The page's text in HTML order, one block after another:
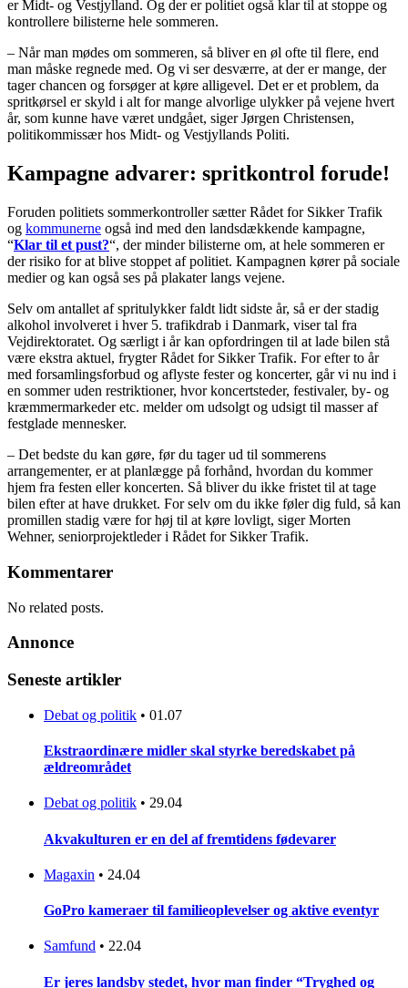
er Midt- og Vestjylland. Og der er politiet også klar til at stoppe og
kontrollere bilisterne hele sommeren.
– Når man mødes om sommeren, så bliver en øl ofte til flere, end
man måske regnede med. Og vi ser desværre, at der er mange, der
tager chancen og forsøger at køre alligevel. Det er et problem, da
spritkørsel er skyld i alt for mange alvorlige ulykker på vejene hvert
år, som kunne have været undgået, siger Jørgen Christensen,
politikommissær hos Midt- og Vestjyllands Politi.
Kampagne advarer: spritkontrol forude!
Foruden politiets sommerkontroller sætter Rådet for Sikker Trafik
og kommunerne også ind med den landsdækkende kampagne,
“Klar til et pust?“, der minder bilisterne om, at hele sommeren er
der risiko for at blive stoppet af politiet. Kampagnen kører på sociale
medier og kan også ses på plakater langs vejene.
Selv om antallet af spritulykker faldt lidt sidste år, så er der stadig
alkohol involveret i hver 5. trafikdrab i Danmark, viser tal fra
Vejdirektoratet. Og særligt i år kan opfordringen til at lade bilen stå
være ekstra aktuel, frygter Rådet for Sikker Trafik. For efter to år
med forsamlingsforbud og aflyste fester og koncerter, går vi nu ind i
en sommer uden restriktioner, hvor koncertsteder, festivaler, by- og
kræmmermarkeder etc. melder om udsolgt og udsigt til masser af
festglade mennesker.
– Det bedste du kan gøre, før du tager ud til sommerens
arrangementer, er at planlægge på forhånd, hvordan du kommer
hjem fra festen eller koncerten. Så bliver du ikke fristet til at tage
bilen efter at have drukket. For selv om du ikke føler dig fuld, så kan
promillen stadig være for høj til at køre lovligt, siger Morten
Wehner, seniorprojektleder i Rådet for Sikker Trafik.
Kommentarer
No related posts.
Annonce
Seneste artikler
Debat og politik • 01.07
Ekstraordinære midler skal styrke beredskabet på
ældreområdet
Debat og politik • 29.04
Akvakulturen er en del af fremtidens fødevarer
Magaxin • 24.04
GoPro kameraer til familieoplevelser og aktive eventyr
Samfund • 22.04
Er jeres landsby stedet, hvor man finder “Tryghed og